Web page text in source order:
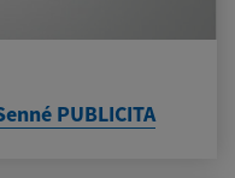
PUBLICITA